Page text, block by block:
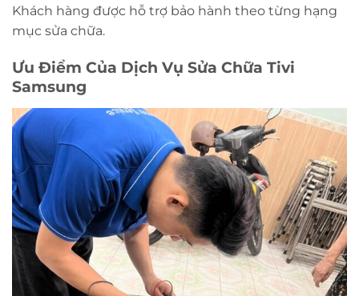
Khách hàng được hỗ trợ bảo hành theo từng hạng
mục sửa chữa.
Ưu Điểm Của Dịch Vụ Sửa Chữa Tivi
Samsung